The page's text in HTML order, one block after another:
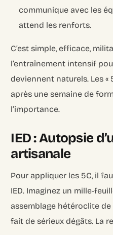
communique avec les
attend les renforts.
C’est simple, efficace,
l’entraînement intensif
deviennent naturels. Les
après une semaine de
l’importance.
IED : Autopsie
artisanale
Pour appliquer les 5C, il
IED. Imaginez un mille-
assemblage hétéroclite de
fait de sérieux dégâts. La